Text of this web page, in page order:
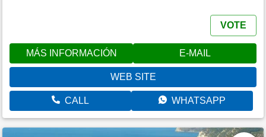
VOTE
MÁS INFORMACIÓN E-MAIL
WEB SITE
CALL WHATSAPP